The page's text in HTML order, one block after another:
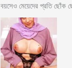
বয়সেও মেয়েদের প্রতি ছোঁক